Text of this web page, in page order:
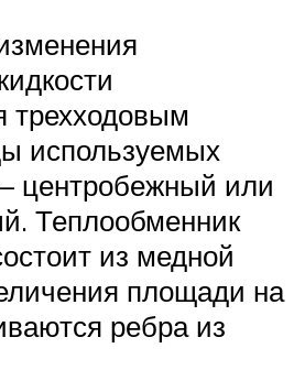
трехходовым
используемых
центробежный или
Теплообменник
из медной
площади на
ребра из